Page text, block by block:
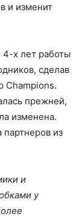
и изменит
4-х лет работы
сделав
Champions.
прежней,
изменена.
из
и
у